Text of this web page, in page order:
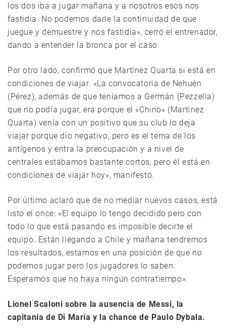
los dos iba a jugar mañana y a nosotros esos nos
fastidia. No podemos darle la continuidad de que
juegue y demuestre y nos fastidia», cerró el entrenador,
dando a entender la bronca por el caso.
Por otro lado, confirmó que Martínez Quarta si está en
condiciones de viajar. «La convocatoria de Nehuén
(Pérez), además de que teníamos a Germán (Pezzella)
que no podía jugar, era porque el «Chino» (Martínez
Quarta) venía con un positivo que su club lo deja
viajar porque dio negativo, pero es el tema de los
antígenos y entra la preocupación y a nivel de
centrales estábamos bastante cortos, pero él está en
condiciones de viajar hoy», manifestó.
Por último aclaró que de no mediar nuevos casos, está
listo el once: «El equipo lo tengo decidido pero con
todo lo que está pasando es imposible decirte el
equipo. Están llegando a Chile y mañana tendremos
los resultados, estamos en una posición de que no
podemos jugar pero los jugadores lo saben.
Esperamos que no haya ningún contratiempo».
Lionel Scaloni sobre la ausencia de Messi, la
capitanía de Di María y la chance de Paulo Dybala.